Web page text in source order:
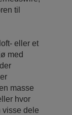
til
eller et
med
masse
hvor
visse dele